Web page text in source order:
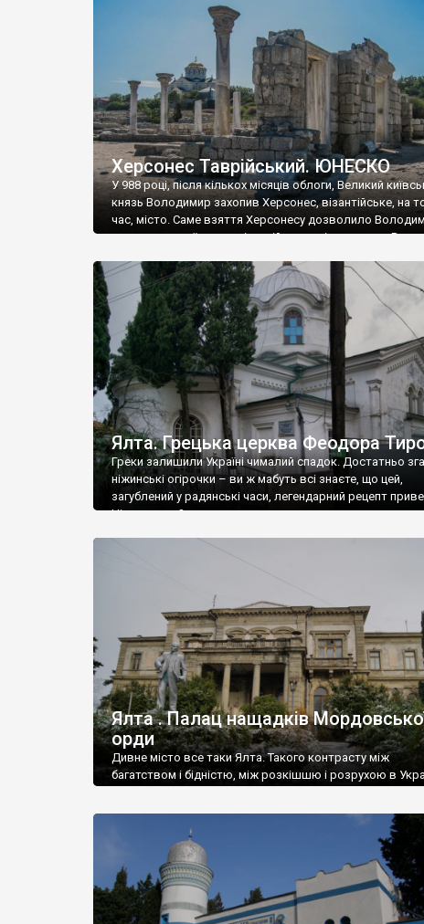
візантійської доби. Раритети викрадені з фондів об’єкту
культурної спадщини ЮНЕСКО «Херсонеса
Офіційно – на виставку «Золото Візантії», але експерти
влада в Україні вважають це лише […]
Херсонес Таврійський. ЮНЕСКО
У 988 році, після кількох місяців облоги, Великий
князь Володимир захопив Херсонес, візантійське, на
час, місто. Саме взяття Херсонесу дозволило
диктувати свої умови візантійському імператору
Херсонесі Володимир-язичник, став Василем-
християнином. А потім було Хрещення Русі. На честь
Херсонесу Таврійського названо місто […]
Ялта. Грецька церква Феодора
Греки залишили Україні чималий спадок. Достатньо
ніжинські огірочки – ви ж мабуть всі знаєте, що цей,
загублений у радянські часи, легендарний рецепт
Ніжин греки?
Ялта . Палац нащадків
орди
Дивне місто все таки Ялта. Такого контрасту між
багатством і бідністю, між розкішшю і розрухою в